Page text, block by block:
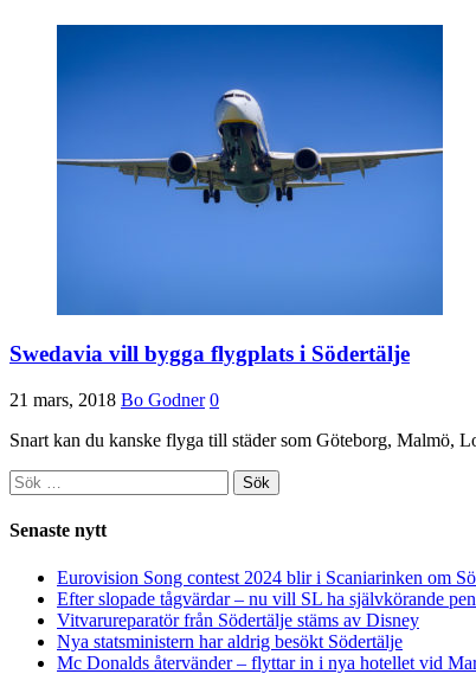
Swedavia vill bygga flygplats i Södertälje
21 mars, 2018 Bo Godner 0
Snart kan du kanske flyga till städer som Göteborg, Malmö,
Sök
efter:
Senaste nytt
Eurovision Song contest 2024 blir i Scaniarinken om
Efter slopade tågvärdar – nu vill SL ha självkörande
Vitvarureparatör från Södertälje stäms av Disney
Nya statsministern har aldrig besökt Södertälje
Mc Donalds återvänder – flyttar in i nya hotellet vid